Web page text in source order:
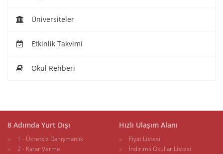
Üniversiteler
Etkinlik Takvimi
Okul Rehberi
8 Adımda Yurt Dışı
1 - Ücretsiz Danışmanlık
2 - Karar Verme
Hızlı Ulaşım Alanı
Fiyat Listesi
İndirimli Okullar Listesi